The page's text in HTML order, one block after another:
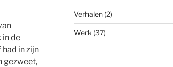
in de
in zijn
gezweet,
Verhalen(2)
Werk (37)